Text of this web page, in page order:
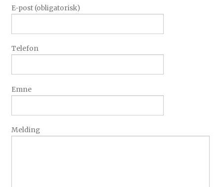
E-post (obligatorisk)
Telefon
Emne
Melding